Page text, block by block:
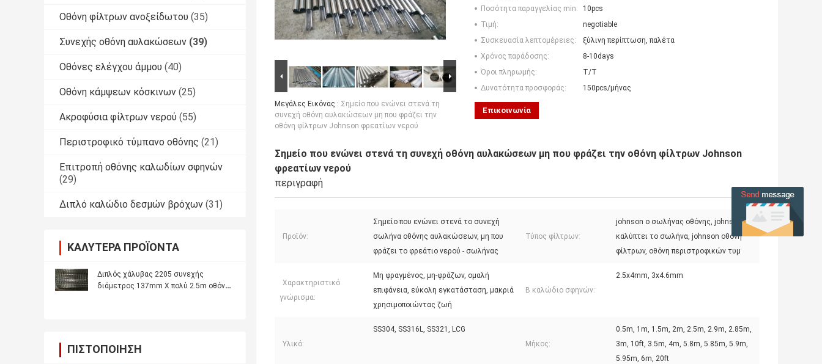
Οθόνη φίλτρων ανοξείδωτου (35)
Συνεχής οθόνη αυλακώσεων (39)
Οθόνες ελέγχου άμμου (40)
Οθόνη κάμψεων κόσκινων (25)
Ακροφύσια φίλτρων νερού (55)
Περιστροφικό τύμπανο οθόνης (21)
Επιτροπή οθόνης καλωδίων σφηνών
(29)
Διπλό καλώδιο δεσμών βρόχων (31)
ΚΑΛΎΤΕΡΑ ΠΡΟΪΌΝΤΑ
Διπλός χάλυβας 2205 συνεχής
διάμετρος 137mm Χ πολύ 2.5m οθόνης
ΠΙΣΤΟΠΟΊΗΣΗ
Μεγάλες Εικόνας : Σημείο που ενώνει στενά τη
συνεχή οθόνη αυλακώσεων μη που φράζει την
οθόνη φίλτρων Johnson φρεατίων νερού
Ποσότητα παραγγελίας min:
10pcs
Τιμή:
negotiable
Συσκευασία λεπτομέρειες:
ξύλινη περίπτωση, παλέτα
Χρόνος παράδοσης:
8-10days
Όροι πληρωμής:
T/T
Δυνατότητα προσφοράς:
150pcs/μήνας
Επικοινωνία
Σημείο που ενώνει στενά τη συνεχή οθόνη αυλακώσεων μη που φράζει την οθόνη φίλτρων Johnson
φρεατίων νερού
περιγραφή
Προϊόν:
Σημείο που ενώνει στενά το συνεχή
σωλήνα οθόνης αυλακώσεων, μη που
φράζει το φρεάτιο νερού - σωλήνας
Τύπος φίλτρων:
johnson ο σωλήνας οθόνης, johnson
καλύπτει το σωλήνα, johnson οθόνη
φίλτρων, οθόνη περιστροφικών τυμ
Χαρακτηριστικό
γνώρισμα:
Μη φραγμένος, μη-φράζων, ομαλή
επιφάνεια, εύκολη εγκατάσταση, μακριά
χρησιμοποιώντας ζωή
Β καλώδιο σφηνών:
2.5x4mm, 3x4.6mm
Υλικό:
SS304, SS316L, SS321, LCG
Μήκος:
0.5m, 1m, 1.5m, 2m, 2.5m, 2.9m, 2.85m,
3m, 10ft, 3.5m, 4m, 5.8m, 5.85m, 5.9m,
5.95m, 6m, 20ft